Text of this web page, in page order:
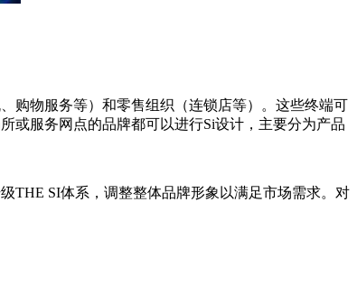
物服务等）和零售组织（连锁店等）。这些终端可
或服务网点的品牌都可以进行Si设计，主要分为产品
SI体系，调整整体品牌形象以满足市场需求。对